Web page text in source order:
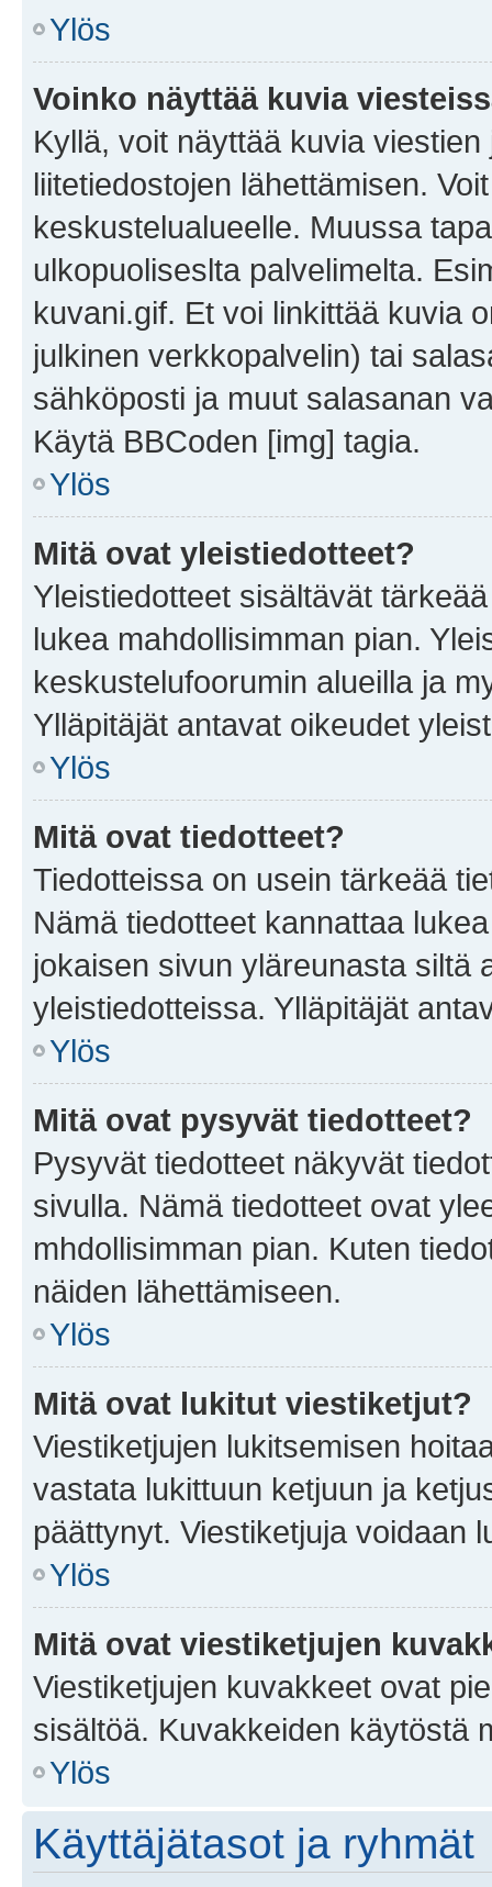
Ylös
Voinko näyttää kuvia
Kyllä, voit näyttää kuvia
liitetiedostojen lähettämisen.
keskustelualueelle. Muussa
ulkopuoliseslta palvelimelta.
kuvani.gif. Et voi linkittää kuvia
julkinen verkkopalvelin) tai
sähköposti ja muut salasanan
Käytä BBCoden [img] tagia.
Ylös
Mitä ovat yleistiedotteet?
Yleistiedotteet sisältävät
lukea mahdollisimman pian.
keskustelufoorumin alueilla ja
Ylläpitäjät antavat oikeudet
Ylös
Mitä ovat tiedotteet?
Tiedotteissa on usein tärkeää
Nämä tiedotteet kannattaa
jokaisen sivun yläreunasta siltä
yleistiedotteissa. Ylläpitäjät
Ylös
Mitä ovat pysyvät tiedotteet?
Pysyvät tiedotteet näkyvät
sivulla. Nämä tiedotteet ovat
mhdollisimman pian. Kuten
näiden lähettämiseen.
Ylös
Mitä ovat lukitut viestiketjut?
Viestiketjujen lukitsemisen
vastata lukittuun ketjuun ja
päättynyt. Viestiketjuja voidaan
Ylös
Mitä ovat viestiketjujen
Viestiketjujen kuvakkeet ovat
sisältöä. Kuvakkeiden käytöstä
Ylös
Käyttäjätasot ja ryhmät